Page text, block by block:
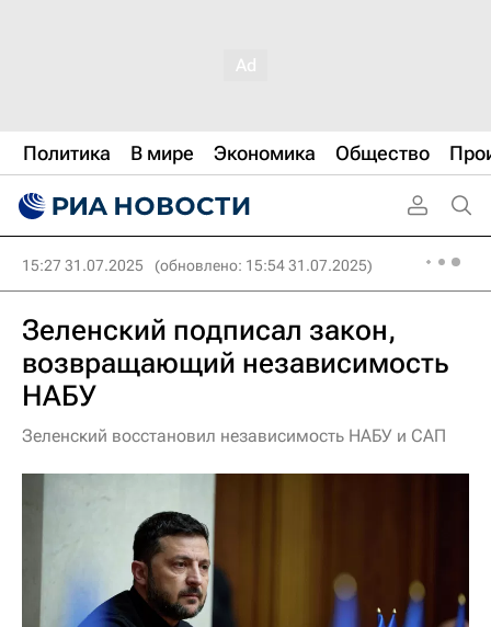
Политика В мире Экономика Общество
15:27 31.07.2025 (обновлено: 15:54 31.07.2025)
Зеленский подписал закон,
возвращающий независимость
НАБУ
Зеленский восстановил независимость НАБУ и САП